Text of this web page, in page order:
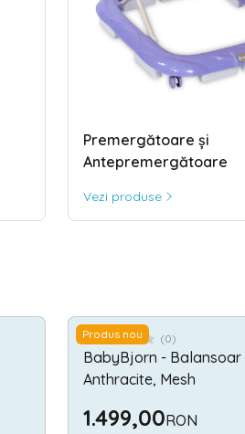
Premergătoare și
Antepremergătoare
Vezi produse
Produs nou (0)
BabyBjorn - Balansoar
Anthracite, Mesh
1.499,00RON